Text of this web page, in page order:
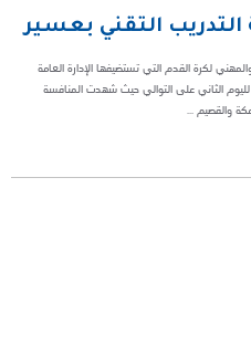
لكرة القدم التي تستضيفها الإدارة العامة
الثاني على التوالي حيث شهدت المنافسة
والقصيم ...